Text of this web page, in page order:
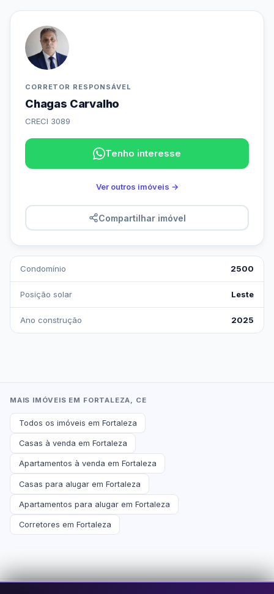
CORRETOR RESPONSÁVEL
Chagas Carvalho
CRECI 3089
Tenho interesse
Ver outros imóveis →
Compartilhar imóvel
Condomínio 2500
Posição solar Leste
Ano construção 2025
MAIS IMÓVEIS EM FORTALEZA, CE
Todos os imóveis em Fortaleza
Casas à venda em Fortaleza
Apartamentos à venda em Fortaleza
Casas para alugar em Fortaleza
Apartamentos para alugar em Fortaleza
Corretores em Fortaleza